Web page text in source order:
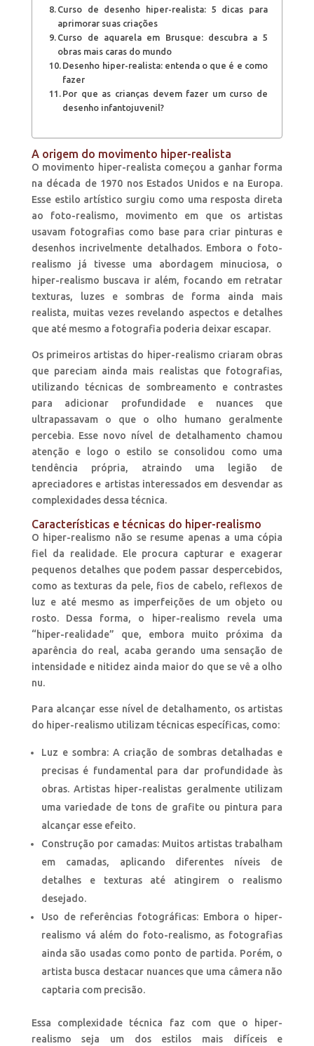
Curso de desenho hiper-realista: 5 dicas para
aprimorar suas criações
Curso de aquarela em Brusque: descubra a 5
obras mais caras do mundo
Desenho hiper-realista: entenda o que é e como
fazer
Por que as crianças devem fazer um curso de
desenho infantojuvenil?
A origem do movimento hiper-realista
O movimento hiper-realista começou a ganhar forma
na década de 1970 nos Estados Unidos e na Europa.
Esse estilo artístico surgiu como uma resposta direta
ao foto-realismo, movimento em que os artistas
usavam fotografias como base para criar pinturas e
desenhos incrivelmente detalhados. Embora o foto-
realismo já tivesse uma abordagem minuciosa, o
hiper-realismo buscava ir além, focando em retratar
texturas, luzes e sombras de forma ainda mais
realista, muitas vezes revelando aspectos e detalhes
que até mesmo a fotografia poderia deixar escapar.
Os primeiros artistas do hiper-realismo criaram obras
que pareciam ainda mais realistas que fotografias,
utilizando técnicas de sombreamento e contrastes
para adicionar profundidade e nuances que
ultrapassavam o que o olho humano geralmente
percebia. Esse novo nível de detalhamento chamou
atenção e logo o estilo se consolidou como uma
tendência própria, atraindo uma legião de
apreciadores e artistas interessados em desvendar as
complexidades dessa técnica.
Características e técnicas do hiper-realismo
O hiper-realismo não se resume apenas a uma cópia
fiel da realidade. Ele procura capturar e exagerar
pequenos detalhes que podem passar despercebidos,
como as texturas da pele, fios de cabelo, reflexos de
luz e até mesmo as imperfeições de um objeto ou
rosto. Dessa forma, o hiper-realismo revela uma
“hiper-realidade” que, embora muito próxima da
aparência do real, acaba gerando uma sensação de
intensidade e nitidez ainda maior do que se vê a olho
nu.
Para alcançar esse nível de detalhamento, os artistas
do hiper-realismo utilizam técnicas específicas, como:
Luz e sombra: A criação de sombras detalhadas e
precisas é fundamental para dar profundidade às
obras. Artistas hiper-realistas geralmente utilizam
uma variedade de tons de grafite ou pintura para
alcançar esse efeito.
Construção por camadas: Muitos artistas trabalham
em camadas, aplicando diferentes níveis de
detalhes e texturas até atingirem o realismo
desejado.
Uso de referências fotográficas: Embora o hiper-
realismo vá além do foto-realismo, as fotografias
ainda são usadas como ponto de partida. Porém, o
artista busca destacar nuances que uma câmera não
captaria com precisão.
Essa complexidade técnica faz com que o hiper-
realismo seja um dos estilos mais difíceis e